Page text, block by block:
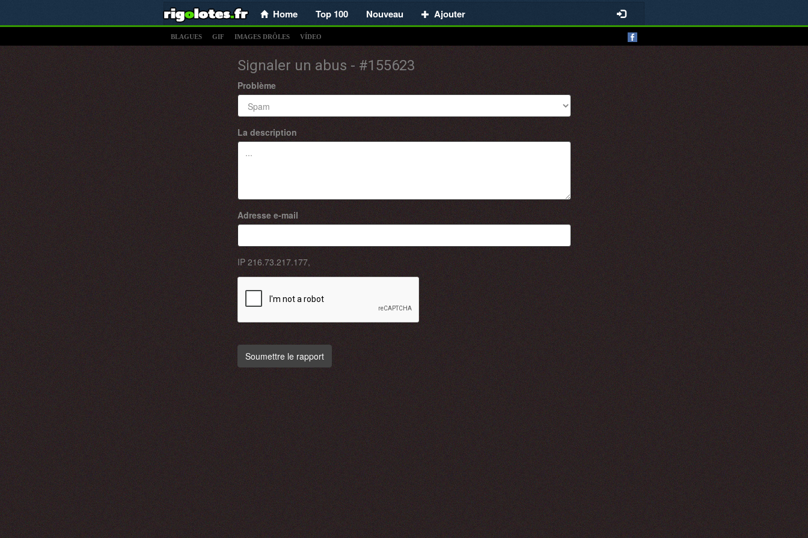
Home Top 100 Nouveau Ajouter
BLAGUES GIF IMAGES DRÔLES VÍDEO
Signaler un abus - #155623
Problème
La description
Adresse e-mail
IP 216.73.217.177,
Soumettre le rapport